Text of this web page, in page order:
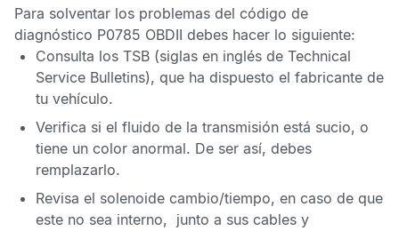
Para solventar los problemas del código de
diagnóstico P0785 OBDII debes hacer lo siguiente:
Consulta los TSB (siglas en inglés de Technical
Service Bulletins), que ha dispuesto el fabricante de
tu vehículo.
Verifica si el fluido de la transmisión está sucio, o
tiene un color anormal. De ser así, debes
remplazarlo.
Revisa el solenoide cambio/tiempo, en caso de que
este no sea interno, junto a sus cables y